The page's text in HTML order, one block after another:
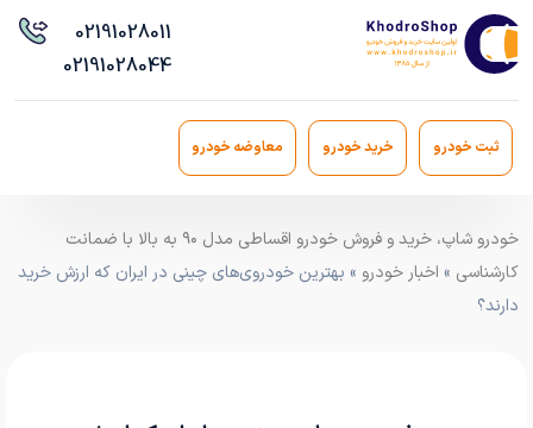
02191028011
02191028044
ثبت خودرو خرید خودرو معاوضه خودرو
خودرو شاپ، خرید و فروش خودرو اقساطی مدل ۹۰ به بالا با ضمانت
کارشناسی » اخبار خودرو » بهترین خودروی‌های چینی در ایران که ارزش خرید
دارند؟